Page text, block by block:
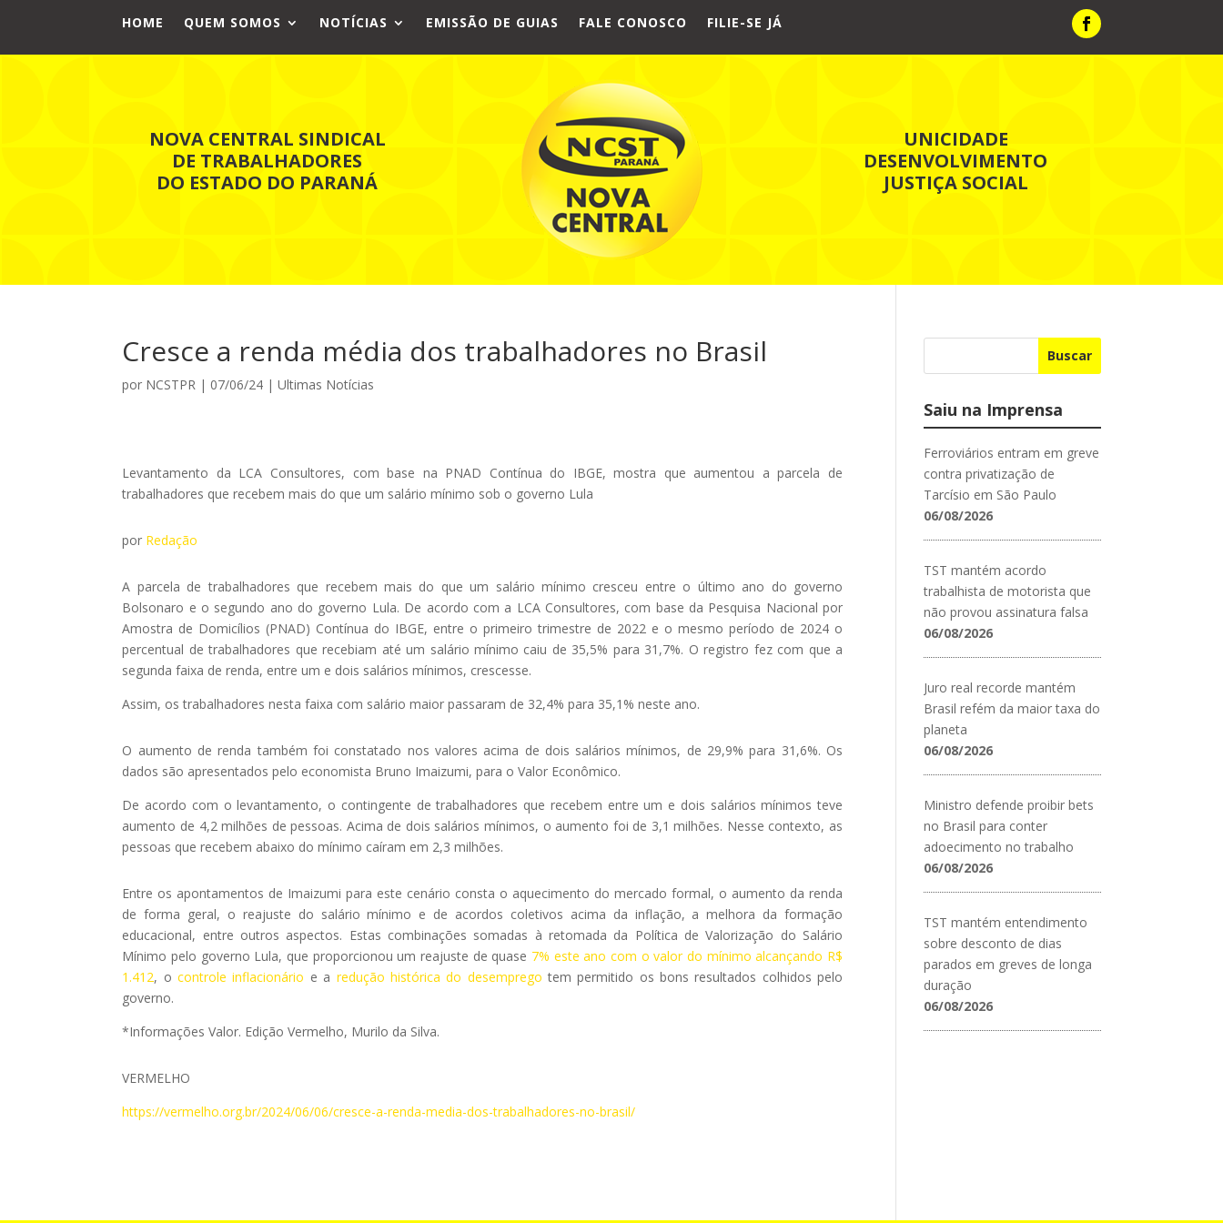
HOME QUEM SOMOS NOTÍCIAS EMISSÃO DE GUIAS FALE CONOSCO FILIE-SE JÁ
NOVA CENTRAL SINDICAL
DE TRABALHADORES
DO ESTADO DO PARANÁ
UNICIDADE
DESENVOLVIMENTO
JUSTIÇA SOCIAL
Cresce a renda média dos trabalhadores no Brasil
por NCSTPR | 07/06/24 |Ultimas Notícias
Levantamento da LCA Consultores, com base na PNAD Contínua do IBGE, mostra que aumentou a parcela de
trabalhadores que recebem mais do que um salário mínimo sob o governo Lula
por Redação
A parcela de trabalhadores que recebem mais do que um salário mínimo cresceu entre o último ano do governo
Bolsonaro e o segundo ano do governo Lula. De acordo com a LCA Consultores, com base da Pesquisa Nacional por
Amostra de Domicílios (PNAD) Contínua do IBGE, entre o primeiro trimestre de 2022 e o mesmo período de 2024 o
percentual de trabalhadores que recebiam até um salário mínimo caiu de 35,5% para 31,7%. O registro fez com que a
segunda faixa de renda, entre um e dois salários mínimos, crescesse.
Assim, os trabalhadores nesta faixa com salário maior passaram de 32,4% para 35,1% neste ano.
O aumento de renda também foi constatado nos valores acima de dois salários mínimos, de 29,9% para 31,6%. Os
dados são apresentados pelo economista Bruno Imaizumi, para o Valor Econômico.
De acordo com o levantamento, o contingente de trabalhadores que recebem entre um e dois salários mínimos teve
aumento de 4,2 milhões de pessoas. Acima de dois salários mínimos, o aumento foi de 3,1 milhões. Nesse contexto, as
pessoas que recebem abaixo do mínimo caíram em 2,3 milhões.
Entre os apontamentos de Imaizumi para este cenário consta o aquecimento do mercado formal, o aumento da renda
de forma geral, o reajuste do salário mínimo e de acordos coletivos acima da inflação, a melhora da formação
educacional, entre outros aspectos. Estas combinações somadas à retomada da Política de Valorização do Salário
Mínimo pelo governo Lula, que proporcionou um reajuste de quase 7% este ano com o valor do mínimo alcançando R$
1.412, ocontrole inflacionário e a redução histórica do desemprego tem permitido os bons resultados colhidos pelo
governo.
*Informações Valor. Edição Vermelho, Murilo da Silva.
VERMELHO
https://vermelho.org.br/2024/06/06/cresce-a-renda-media-dos-trabalhadores-no-brasil/
Buscar
Saiu na Imprensa
Ferroviários entram em greve
contra privatização de
Tarcísio em São Paulo
06/08/2026
TST mantém acordo
trabalhista de motorista que
não provou assinatura falsa
06/08/2026
Juro real recorde mantém
Brasil refém da maior taxa do
planeta
06/08/2026
Ministro defende proibir bets
no Brasil para conter
adoecimento no trabalho
06/08/2026
TST mantém entendimento
sobre desconto de dias
parados em greves de longa
duração
06/08/2026